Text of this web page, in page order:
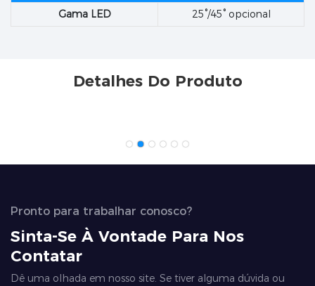
Gama LED
25°/45° opcional
Detalhes Do Produto
Pronto para trabalhar conosco?
Sinta-Se À Vontade Para Nos
Contatar
Dê uma olhada em nosso site. Se tiver alguma dúvida ou